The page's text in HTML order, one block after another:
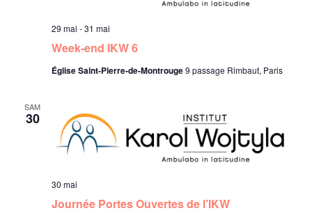
Week-end IKW 6
29 mai -31 mai
Église Saint-Pierre-de-Montrouge9 passage Rimbaut, Paris
SAM
30
Journée Portes Ouvertes de l’IKW
30 mai